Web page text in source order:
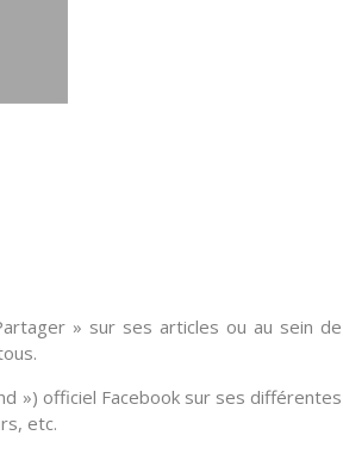
» sur ses articles ou au sein de
») officiel Facebook sur ses différentes
etc.